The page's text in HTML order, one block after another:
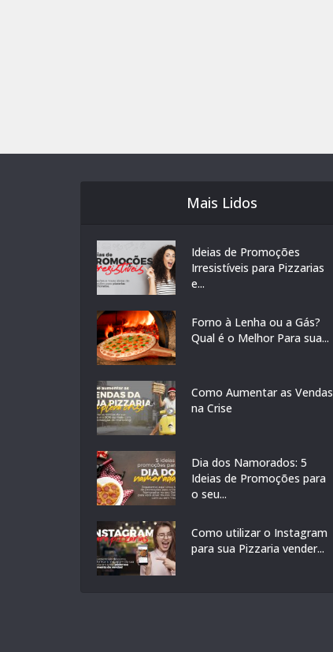
Mais Lidos
Ideias de Promoções
Irresistíveis para Pizzarias
e...
Forno à Lenha ou a Gás?
Qual é o Melhor Para sua...
Como Aumentar as Vendas
na Crise
Dia dos Namorados: 5
Ideias de Promoções para
o seu...
Como utilizar o Instagram
para sua Pizzaria vender...